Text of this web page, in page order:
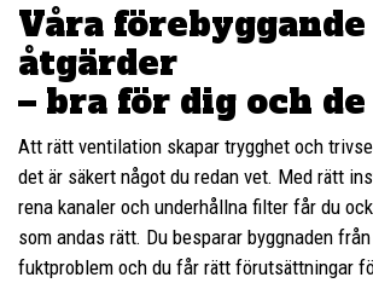
Våra förebyggande
åtgärder
– bra för dig och
Att rätt ventilation skapar trygghet och
det är säkert något du redan vet. Med rätt
rena kanaler och underhållna filter får du
som andas rätt. Du besparar byggnaden
fuktproblem och du får rätt förutsättningar